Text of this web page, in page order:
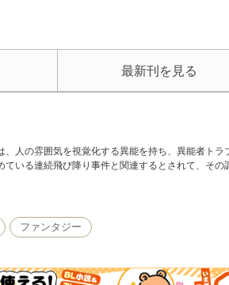
最新刊を見る
人の雰囲気を視覚化する異能を持ち、異能者ト
ている連続飛び降り事件と関連するとされて、そ
ファンタジー